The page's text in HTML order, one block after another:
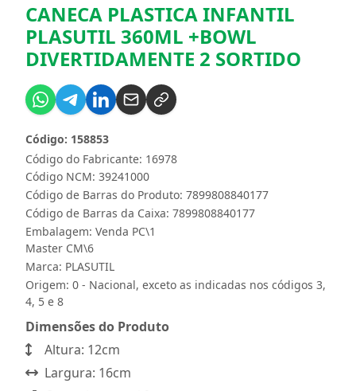
CANECA PLASTICA INFANTIL
PLASUTIL 360ML +BOWL
DIVERTIDAMENTE 2 SORTIDO
Código do Fabricante: 16978
Código: 158853
Código NCM: 39241000
Código de Barras do Produto: 7899808840177
Código de Barras da Caixa: 7899808840177
Embalagem: Venda PC\1
Master CM\6
Marca: PLASUTIL
Origem: 0 - Nacional, exceto as indicadas nos códigos 3,
4, 5 e 8
Dimensões do Produto
Altura: 12cm
Largura: 16cm